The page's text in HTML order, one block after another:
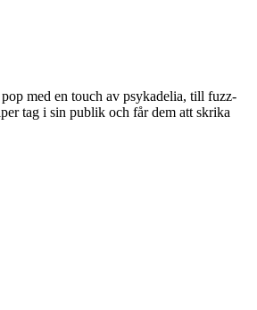
med en touch av psykadelia, till fuzz-
tag i sin publik och får dem att skrika